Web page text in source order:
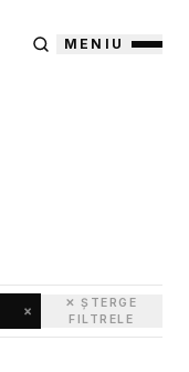
MENIU
×
✕ ȘTERGE
FILTRELE